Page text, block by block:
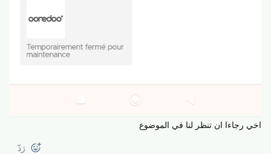
اخي رجاءا ان تنظر لنا في الموضوع
رَدّ